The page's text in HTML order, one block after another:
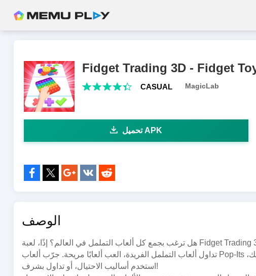
Fidget Trading 3D - Fidget
CASUAL MagicLab
تحميل APK
الوصف
تداول ألعاب التململ الفريدة، العب ألعابًا مريحة. جرّب ألعاب Pop-Its الفريدة. أتقن مهارة قراءة نفسية خصمك، طوّر تقنيات التداول الخاصة بك،
استخدم أساليب الاحتيال، أو تداول بشرف!